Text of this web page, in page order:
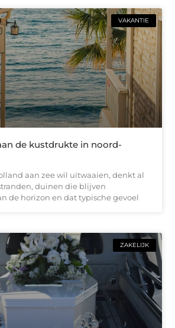
VAKANTIE
de kustdrukte in noord-
aan zee wil uitwaaien, denkt al
duinen die blijven
de horizon en dat typische gevoel
ZAKELIJK